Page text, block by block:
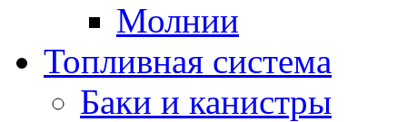
Молнии
Топливная система
Баки и канистры